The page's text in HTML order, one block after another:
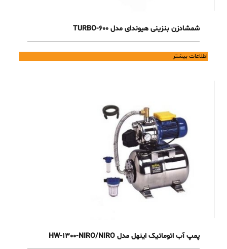
شمشادزن بنزینی هیوندای مدل TURBO-600
اطلاعات بیشتر
پمپ آب اتوماتیک اینهل مدل HW-1300-NIRO/NIRO